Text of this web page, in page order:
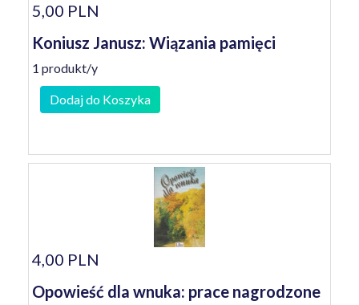
5,00 PLN
Koniusz Janusz: Wiązania pamięci
1 produkt/y
Dodaj do Koszyka
4,00 PLN
Opowieść dla wnuka: prace nagrodzone